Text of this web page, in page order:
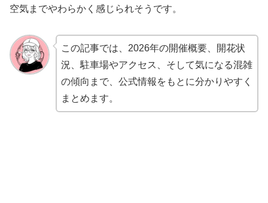
空気までやわらかく感じられそうです。
この記事では、2026年の開催概要、開花状
況、駐車場やアクセス、そして気になる混雑
の傾向まで、公式情報をもとに分かりやすく
まとめます。